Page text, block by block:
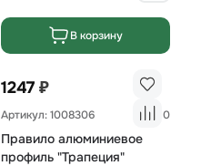
В корзину
1247 ₽
Артикул: 1008306 0
Правило алюминиевое
профиль "Трапеция"